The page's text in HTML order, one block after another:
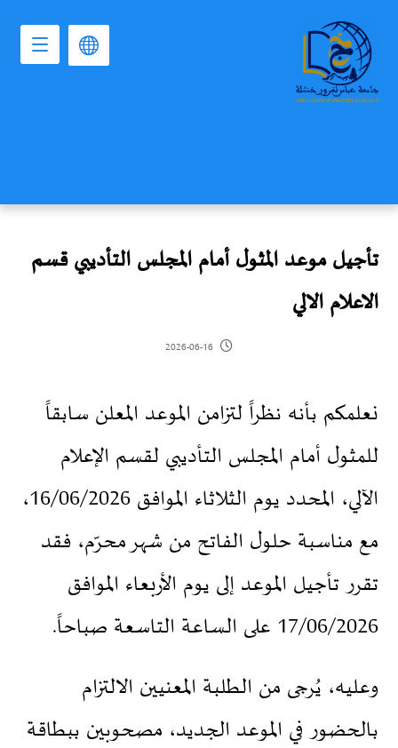
تأجيل موعد المثول أمام المجلس التأديبي قسم
الاعلام الالي
2026-06-16
نعلمكم بأنه نظراً لتزامن الموعد المعلن سابقاً
للمثول أمام المجلس التأديبي لقسم الإعلام
الآلي، المحدد يوم الثلاثاء الموافق 16/06/2026،
مع مناسبة حلول الفاتح من شهر محرّم، فقد
تقرر تأجيل الموعد إلى يوم الأربعاء الموافق
17/06/2026 على الساعة التاسعة صباحاً.
وعليه، يُرجى من الطلبة المعنيين الالتزام
بالحضور في الموعد الجديد، مصحوبين ببطاقة